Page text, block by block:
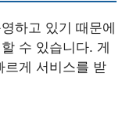
하고 있기 때문에
수 있습니다. 게
르게 서비스를 받